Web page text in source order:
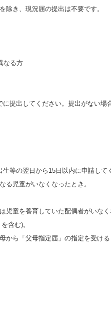
き、現況届の提出は不要です。
なる方
出してください。提出がない場
等の翌日から15日以内に申請して
児童がいなくなったとき。
童を養育していた配偶者がいなく
含む)。
ら「父母指定届」の指定を受ける